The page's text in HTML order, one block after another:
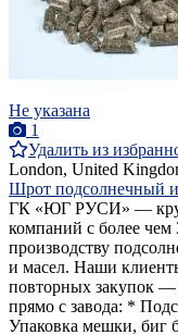
Не указана
1
Удалить из
London, United
Шрот подсолнечный
ГК «ЮГ РУСИ» —
компаний с более
производству
и масел. Наши
повторных закупок —
прямо с завода: *
Упаковка мешки, биг